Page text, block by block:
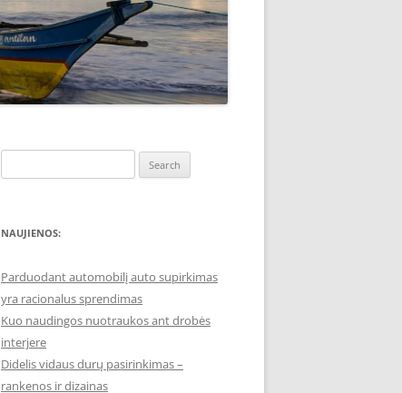
for:
NAUJIENOS:
Parduodant automobilį auto supirkimas
yra racionalus sprendimas
Kuo naudingos nuotraukos ant drobės
interjere
Didelis vidaus durų pasirinkimas –
rankenos ir dizainas